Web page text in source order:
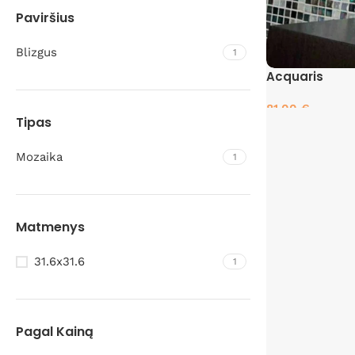
Paviršius
Blizgus 1
Tipas
Mozaika 1
Matmenys
31.6x31.6 1
Pagal Kainą
Acquaris
81.00 €